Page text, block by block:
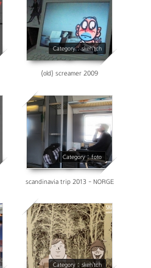
Category : skeh'tch
(old) screamer 2009
Category : foto
28202
scandinavia trip 2013 - NORGE
Category : skeh'tch
38364